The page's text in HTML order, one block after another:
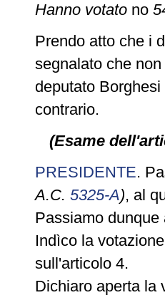
Hanno votato no
Prendo atto che i
segnalato che
deputato
contrario.
(Esame
PRESIDENTE.
A.C. 5325-A), al
Passiamo dunque
Indìco la
sull'articolo 4.
Dichiaro aperta la